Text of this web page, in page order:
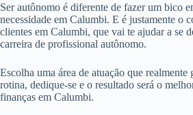
Ser autônomo é diferente de fazer um bico
necessidade em Calumbi. E é justamente o
clientes em Calumbi, que vai te ajudar a se
carreira de profissional autônomo.
Escolha uma área de atuação que realmente
rotina, dedique-se e o resultado será o
finanças em Calumbi.